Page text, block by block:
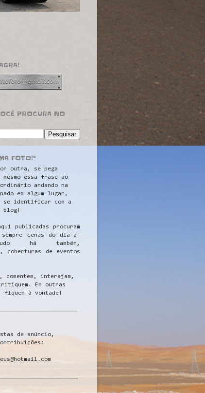
PROCURA NO
FOTO!"
outra, se pega
essa frase ao
andando na
em algum lugar,
se identificar com a
blog!
publicadas procuram
cenas do dia-a-
há também,
coberturas de eventos
comentem, interajam,
Em outras
fiquem à vontade!
de anúncio,